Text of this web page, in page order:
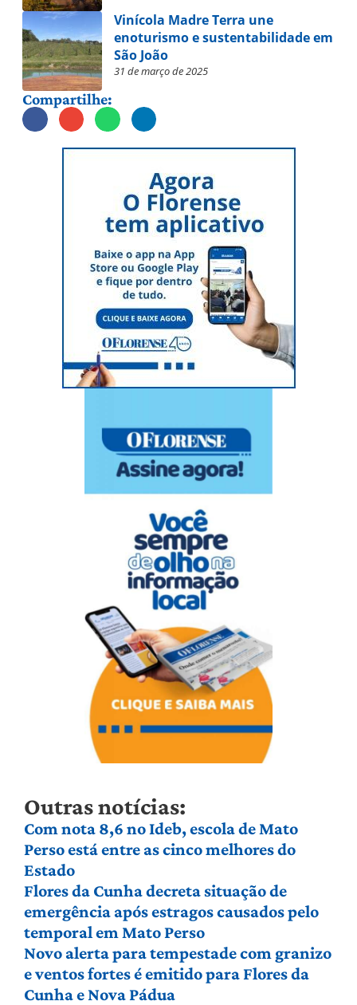
Vinícola Madre Terra une
enoturismo e sustentabilidade em
São João
31 de março de 2025
Compartilhe:
Outras notícias:
Com nota 8,6 no Ideb, escola de Mato
Perso está entre as cinco melhores do
Estado
Flores da Cunha decreta situação de
emergência após estragos causados pelo
temporal em Mato Perso
Novo alerta para tempestade com granizo
e ventos fortes é emitido para Flores da
Cunha e Nova Pádua